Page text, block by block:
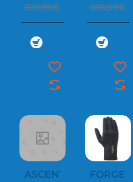
299,99€ 280,99€
ASCENT
FORGE